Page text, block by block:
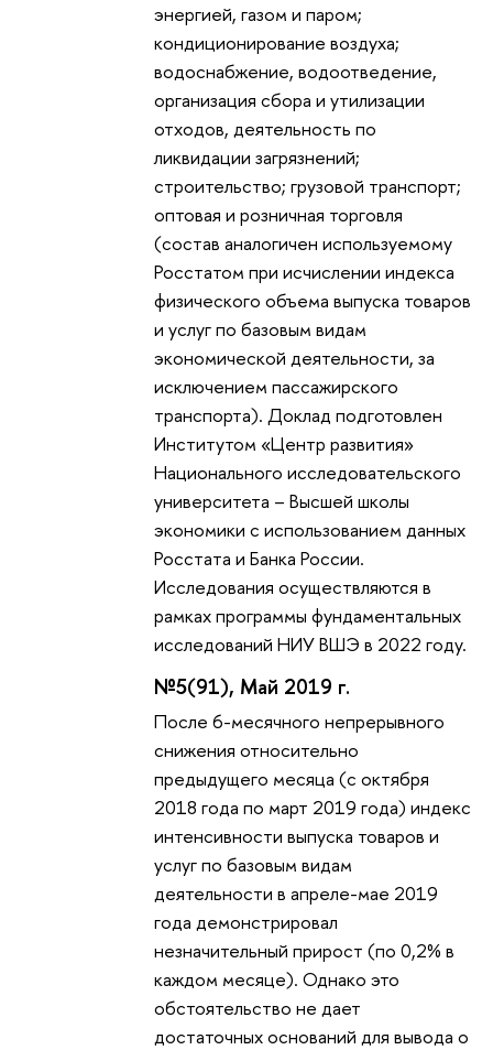
энергией, газом и паром;
кондиционирование воздуха;
водоснабжение, водоотведение,
организация сбора и утилизации
отходов, деятельность по
ликвидации загрязнений;
строительство; грузовой транспорт;
оптовая и розничная торговля
(состав аналогичен используемому
Росстатом при исчислении индекса
физического объема выпуска товаров
и услуг по базовым видам
экономической деятельности, за
исключением пассажирского
транспорта). Доклад подготовлен
Институтом «Центр развития»
Национального исследовательского
университета – Высшей школы
экономики с использованием данных
Росстата и Банка России.
Исследования осуществляются в
рамках программы фундаментальных
исследований НИУ ВШЭ в 2022 году.
№5(91), Май 2019 г.
После 6-месячного непрерывного
снижения относительно
предыдущего месяца (с октября
2018 года по март 2019 года) индекс
интенсивности выпуска товаров и
услуг по базовым видам
деятельности в апреле-мае 2019
года демонстрировал
незначительный прирост (по 0,2% в
каждом месяце). Однако это
обстоятельство не дает
достаточных оснований для вывода о